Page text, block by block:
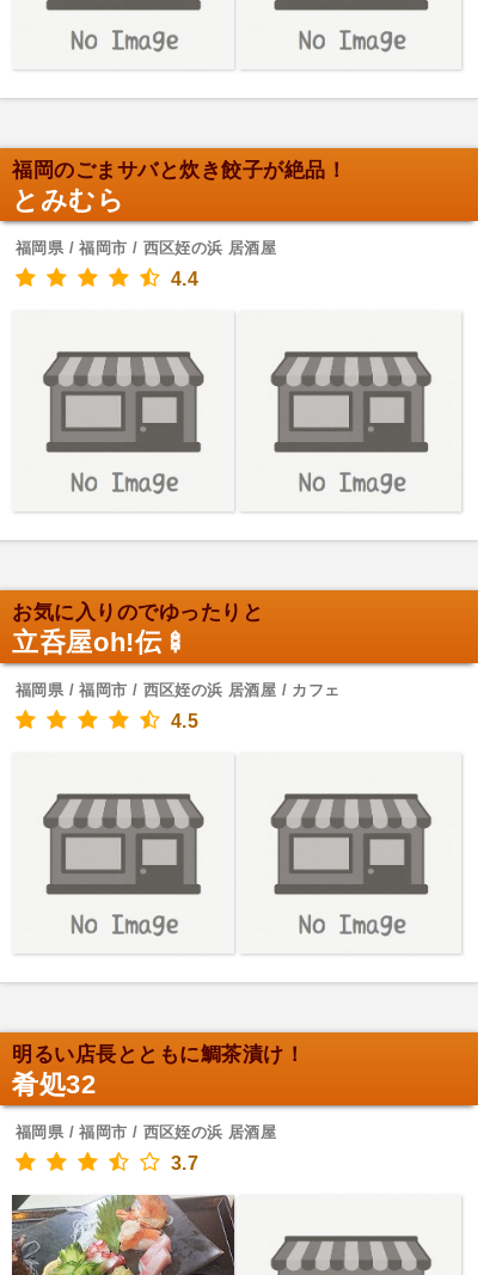
福岡のごまサバと炊き餃子が絶品！
とみむら
福岡県 / 福岡市 / 西区姪の浜 居酒屋
4.4
お気に入りのでゆったりと
立呑屋oh!伝🍢
福岡県 / 福岡市 / 西区姪の浜 居酒屋 / カフェ
4.5
明るい店長とともに鯛茶漬け！
肴処32
福岡県 / 福岡市 / 西区姪の浜 居酒屋
3.7